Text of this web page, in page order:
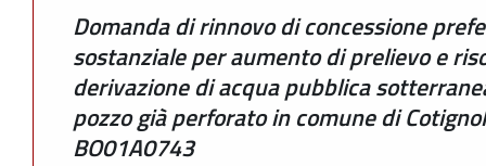
Domanda di rinnovo di concessione
sostanziale per aumento di prelievo e
derivazione di acqua pubblica
pozzo già perforato in comune di
BO01A0743